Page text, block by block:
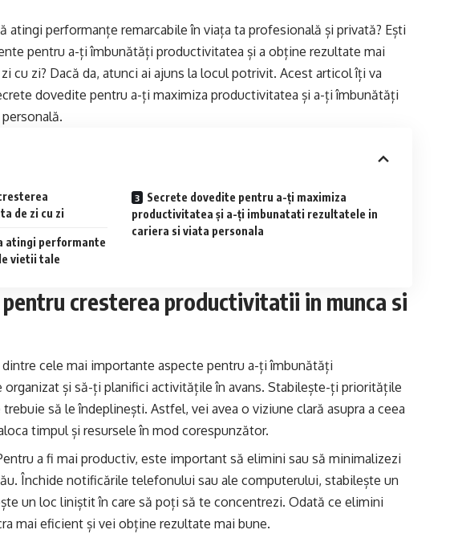
atingi performanțe remarcabile în viața ta profesională și privată? Ești
pentru a-ți îmbunătăți productivitatea și a obține rezultate mai
cu zi? Dacă da, atunci ai ajuns la locul potrivit. Acest articol îți va
dovedite pentru a-ți maximiza productivitatea și a-ți îmbunătăți
de zi cu zi
atingi performante
vietii tale
Secrete dovedite pentru a-ți maximiza
productivitatea și a-ți imbunatati rezultatele in
cariera si viata personala
cresterea productivitatii in munca si
dintre cele mai importante aspecte pentru a-ți îmbunătăți
și să-ți planifici activitățile în avans. Stabilește-ți prioritățile
să le îndeplinești. Astfel, vei avea o viziune clară asupra a ceea
timpul și resursele în mod corespunzător.
a fi mai productiv, este important să elimini sau să minimalizezi
Închide notificările telefonului sau ale computerului, stabilește un
un loc liniștit în care să poți să te concentrezi. Odată ce elimini
mai eficient și vei obține rezultate mai bune.